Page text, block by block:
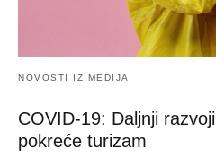
NOVOSTI IZ MEDIJA
COVID-19: Daljnji
pokreće turizam